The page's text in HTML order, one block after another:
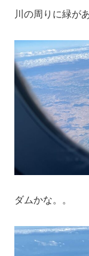
川の周りに緑が
ダムかな。。